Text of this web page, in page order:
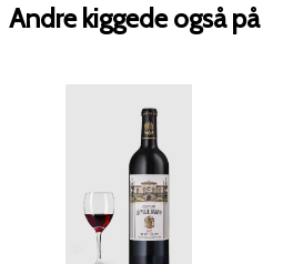
Andre kiggede også på